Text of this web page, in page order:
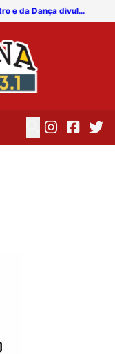
Campanha de Popularização do Teatro e da Dança divulga atores e espetáculos selecionados